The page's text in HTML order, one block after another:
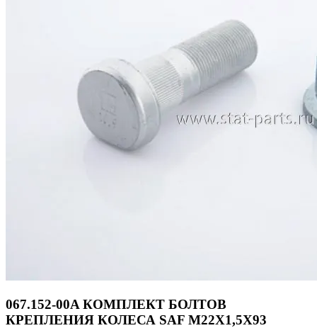
067.152-00A КОМПЛЕКТ БОЛТОВ
КРЕПЛЕНИЯ КОЛЕСА SAF М22Х1,5Х93